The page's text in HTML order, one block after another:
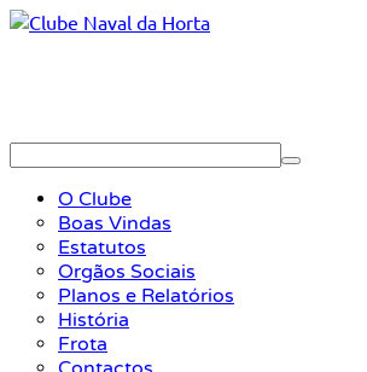
O Clube
Boas Vindas
Estatutos
Orgãos Sociais
Planos e Relatórios
História
Frota